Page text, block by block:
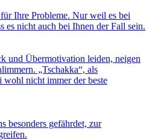
Ihre Probleme. Nur weil es bei
es nicht auch bei Ihnen der Fall sein.
und Übermotivation leiden, neigen
„Tschakka“, als
nicht immer der beste
besonders gefährdet, zur